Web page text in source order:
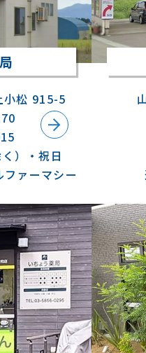
小松 915-5
）・祝日
ァーマシー